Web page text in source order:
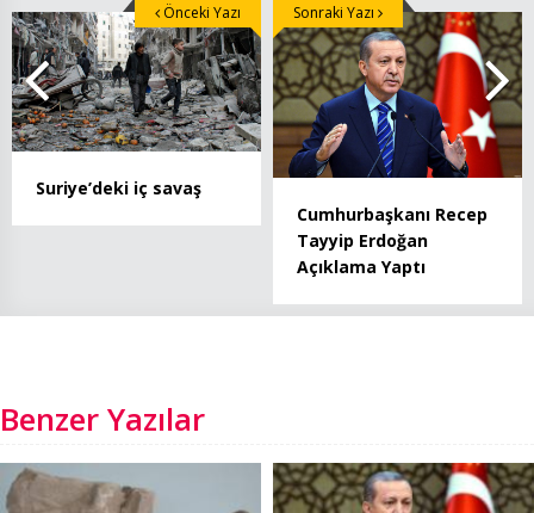
Suriye’deki iç savaş
Önceki Yazı
Cumhurbaşkanı Recep
Tayyip Erdoğan
Açıklama Yaptı
Sonraki Yazı
Benzer Yazılar